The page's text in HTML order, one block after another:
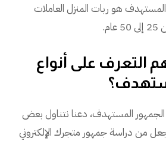
المستهدف هو ربات المنزل العاملات
التعرف على أنواع
المستهدف، دعنا نتناول بعض
من دراسة جمهور متجرك الإلكتروني